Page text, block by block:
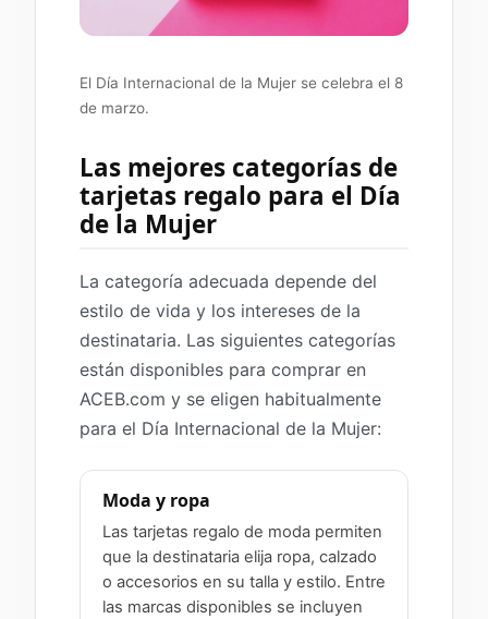
El Día Internacional de la Mujer se celebra el 8
de marzo.
Las mejores categorías de
tarjetas regalo para el Día
de la Mujer
La categoría adecuada depende del
estilo de vida y los intereses de la
destinataria. Las siguientes categorías
están disponibles para comprar en
ACEB.com y se eligen habitualmente
para el Día Internacional de la Mujer:
Moda y ropa
Las tarjetas regalo de moda permiten
que la destinataria elija ropa, calzado
o accesorios en su talla y estilo. Entre
las marcas disponibles se incluyen